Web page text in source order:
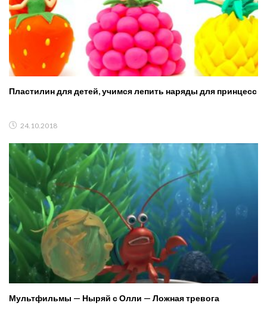
Пластилин для детей, учимся лепить наряды для принцесс
24.10.2018
Мультфильмы — Ныряй с Олли — Ложная тревога